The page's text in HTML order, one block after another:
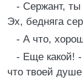
- Сержант,
Эх, бедняга
- А что,
- Еще какой!
что твоей